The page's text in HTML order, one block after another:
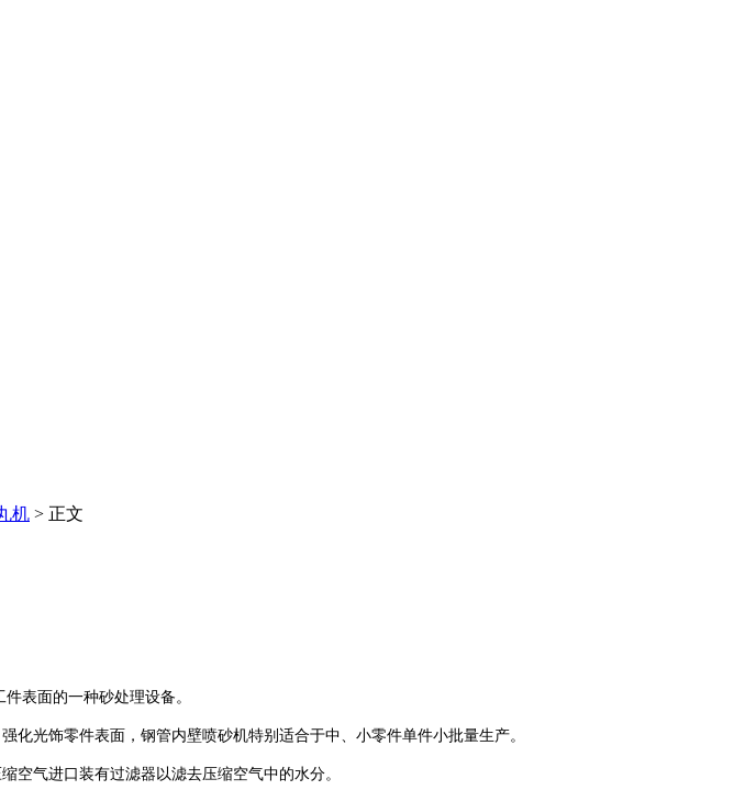
机 > 正文
表面的一种砂处理设备。
光饰零件表面，钢管内壁喷砂机特别适合于中、小零件单件小批量生产。
气进口装有过滤器以滤去压缩空气中的水分。